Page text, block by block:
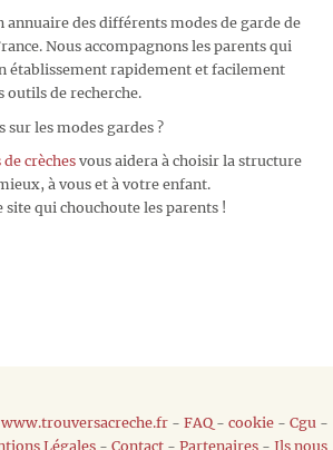
annuaire des différents modes de garde de
Nous accompagnons les parents qui
établissement rapidement et facilement
outils de recherche.
sur les modes gardes ?
de crèchesvous aidera à choisir la structure
à vous et à votre enfant.
qui chouchoute les parents !
www.trouversacreche.fr- FAQ- cookie- Cgu -
Légales- Contact- Partenaires- Ils nous